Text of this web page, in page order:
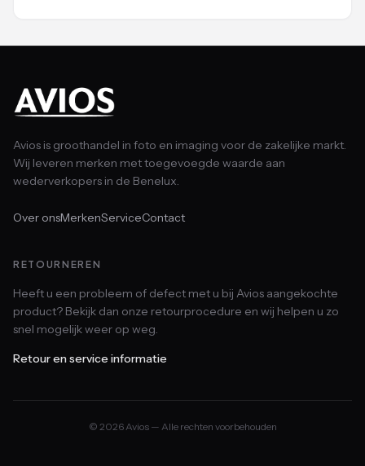
Avios is groothandel in foto en imaging voor de zakelijke markt.
Wij leveren merken met toegevoegde waarde aan
wederverkopers in de Benelux.
Over onsMerkenServiceContact
RETOURNEREN
Heeft u een probleem of defect met u bij Avios aangekochte
product? Bekijk dan onze retourprocedure en wij helpen u zo
snel mogelijk weer op weg.
Retour en service informatie
© 2026 Avios — Alle rechten voorbehouden